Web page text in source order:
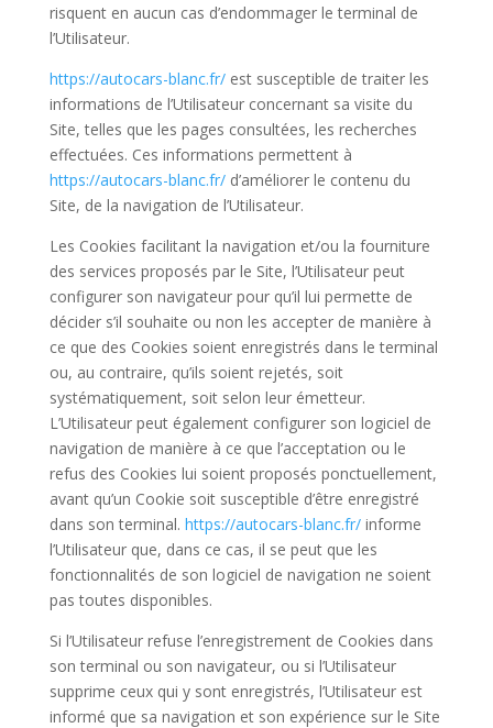
risquent en aucun cas d’endommager le terminal de
l’Utilisateur.
https://autocars-blanc.fr/est susceptible de traiter les
informations de l’Utilisateur concernant sa visite du
Site, telles que les pages consultées, les recherches
effectuées. Ces informations permettent à
https://autocars-blanc.fr/d’améliorer le contenu du
Site, de la navigation de l’Utilisateur.
Les Cookies facilitant la navigation et/ou la fourniture
des services proposés par le Site, l’Utilisateur peut
configurer son navigateur pour qu’il lui permette de
décider s’il souhaite ou non les accepter de manière à
ce que des Cookies soient enregistrés dans le terminal
ou, au contraire, qu’ils soient rejetés, soit
systématiquement, soit selon leur émetteur.
L’Utilisateur peut également configurer son logiciel de
navigation de manière à ce que l’acceptation ou le
refus des Cookies lui soient proposés ponctuellement,
avant qu’un Cookie soit susceptible d’être enregistré
dans son terminal. https://autocars-blanc.fr/informe
l’Utilisateur que, dans ce cas, il se peut que les
fonctionnalités de son logiciel de navigation ne soient
pas toutes disponibles.
Si l’Utilisateur refuse l’enregistrement de Cookies dans
son terminal ou son navigateur, ou si l’Utilisateur
supprime ceux qui y sont enregistrés, l’Utilisateur est
informé que sa navigation et son expérience sur le Site